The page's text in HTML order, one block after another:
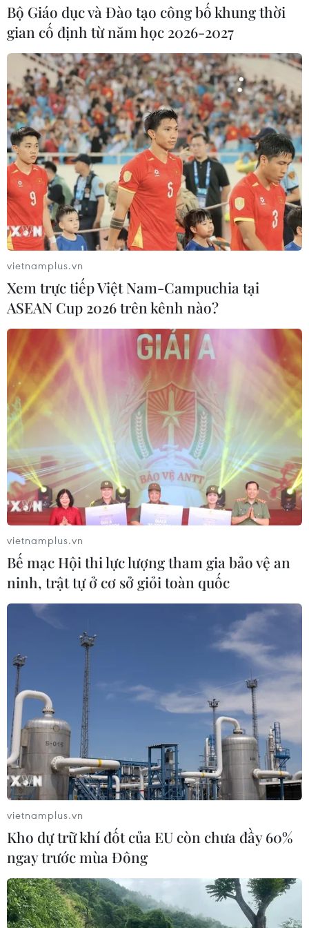
kỳ vọng Fed tăng lãi suất
25/06/2026 15:10
Giới đầu tư ngày càng tin rằng kinh tế Mỹ đủ sức duy trì
mặt bằng lãi suất cao, thậm chí Cục Dự trữ Liên bang
Mỹ (Fed) có thể tiếp tục nâng lãi suất trong thời gian tới.
Đồng USD leo lên mức cao nhất trong 13
tháng
24/06/2026 03:58
Đồng USD tiếp tục tăng giá trong phiên giao dịch ngày
24/6, lên mức cao nhất trong 13 tháng so với rổ các
đồng tiền chủ chốt, khi nhà đầu tư tìm đến các tài sản
an toàn.
Bộ Giáo dục và Đào tạo công bố khung thời
gian cố định từ năm học 2026-2027
vietnamplus.vn
Xem trực tiếp Việt Nam-Campuchia tại
ASEAN Cup 2026 trên kênh nào?
vietnamplus.vn
Bế mạc Hội thi lực lượng tham gia bảo vệ an
ninh, trật tự ở cơ sở giỏi toàn quốc
vietnamplus.vn
Kho dự trữ khí đốt của EU còn chưa đầy 60%
ngay trước mùa Đông